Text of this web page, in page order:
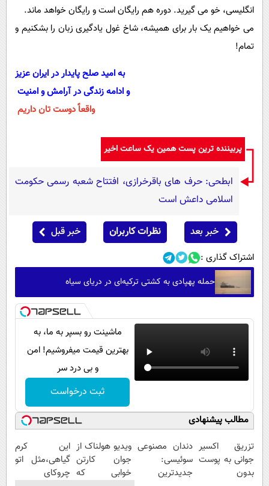
انگلیسی، خو می گیرید. دوره هم رایگان است و رایگان خواهد ماند.
می خواهیم یک بار برای همیشه، شاخ غول یادگیری زبان را بشکنیم و
تمام!
به امید صلح پایدار در ایران عزیز
و ادامه زندگی در آرامش و امنیت
واقعاً دوست تان داریم
پربیننده ترین پست همین یک ساعت اخیر
ابطحی: حرف های باقرخرازی، افتتاح شعبه رسمی حکومت
اسلامی داعش است
خبر بعد نظرات کاربران خبر قبل
اشتراک گذاری :
حمله پهپادی به کشتی ترکیه‌ای در دریای سیاه
ماشینت رو بسپر به ما، به
بهترین قیمت میفروشیم! امن
و بی درد سر
ثبت درخواست
مطالب پیشنهادی
تزریق اکسیر
جوانی به پوست
بدون
دندان مصنوعی
سوئیسی:
جدیدترین
ویدیو هولناک از
جوان کارتن
خوابی که
این کرم
گیاهی،مثل اتو
چروکای